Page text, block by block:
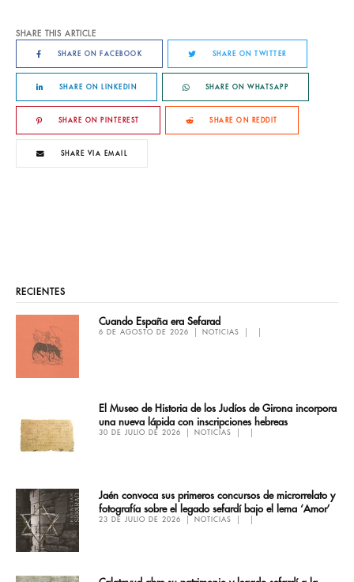
SHARE THIS ARTICLE
SHARE ON FACEBOOK SHARE ON TWITTER
SHARE ON LINKEDIN SHARE ON WHATSAPP
SHARE ON PINTEREST SHARE ON REDDIT
SHARE VIA EMAIL
RECIENTES
Cuando España era Sefarad
6 DE AGOSTO DE 2026 NOTICIAS
El Museo de Historia de los Judíos de Girona incorpora
una nueva lápida con inscripciones hebreas
30 DE JULIO DE 2026 NOTICIAS
Jaén convoca sus primeros concursos de microrrelato y
fotografía sobre el legado sefardí bajo el lema ‘Amor’
23 DE JULIO DE 2026 NOTICIAS